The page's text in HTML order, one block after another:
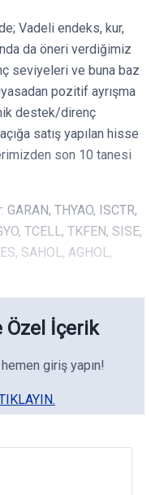
Vadeli endeks, kur,
da öneri verdiğimiz
seviyeleri ve buna baz
pozitif ayrışma
destek/direnç
satış yapılan hisse
son 10 tanesi
THYAO, ISCTR,
TCELL, TKFEN, SISE,
SAHOL, AGHOL,
Özel İçerik
hemen giriş yapın!